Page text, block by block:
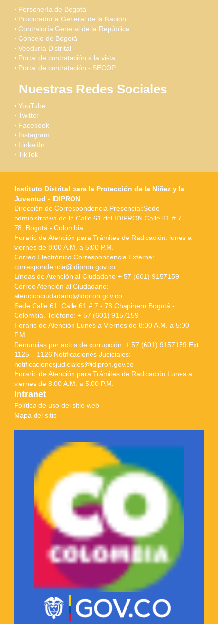
Personería de Bogotá
Procuraduría General de la Nación
Contraloría General de la República
Concejo de Bogotá
Veeduría Distrital
Portal de contratación a la vista
Portal de contratación - SECOP
Nuestras Redes Sociales
YouTube
Twitter
Facebook
Instagram
LinkedIn
TikTok
Instituto Distrital para la Protección de la Niñez y la
Juventud - IDIPRON
Dirección de Correspondencia Presencial:Sede
administrativa de la Calle 61 del IDIPRON Calle 61 # 7 -
78, Bogotá - Colombia
Horario de Atención para Trámites de Radicación: lunes a
viernes de 8:00 A.M. a 5:00 P.M.
Correo Electrónico Correspondencia Externa:
correspondencia@idipron.gov.co
Líneas de Atención al Ciudadano + 57 (601) 9157159
Correo Atención al Ciudadano:
atencionciudadano@idipron.gov.co
Sede Calle 61: Calle 61 # 7 - 78 Chapinero Bogotá -
Colombia. Teléfono: + 57 (601) 9157159
Horario de Atención Lunes a Viernes de 8:00 A.M. a 5:00
P.M.
Denuncias por actos de corrupción: + 57 (601) 9157159 Ext.
1125 – 1126 Notificaciones Judiciales:
notificacionesjudiciales@idipron.gov.co
Horario de Atención para Trámites de Radicación Lunes a
viernes de 8:00 A.M. a 5:00 P.M.
intranet
Política de uso del sitio web
Mapa del sitio